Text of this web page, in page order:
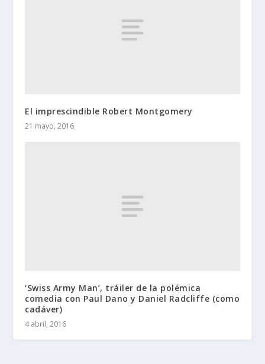
El imprescindible Robert Montgomery
21 mayo, 2016
‘Swiss Army Man’, tráiler de la polémica
comedia con Paul Dano y Daniel Radcliffe (como
cadáver)
4 abril, 2016